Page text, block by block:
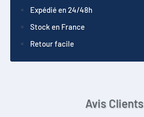
Expédié en 24/48h
Stock en France
Retour facile
Avis Clients